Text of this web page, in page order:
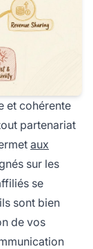
et cohérente
partenariat
aux
sur les
se
sont bien
de vos